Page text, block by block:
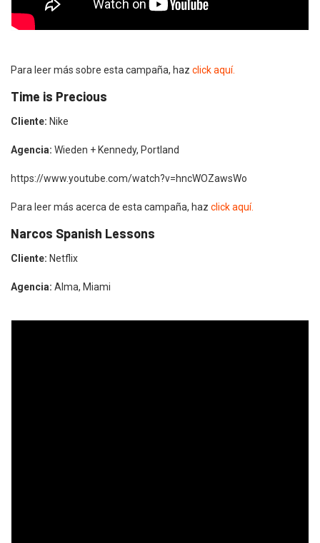
Para leer más sobre esta campaña, haz click aquí.
Time is Precious
Cliente: Nike
Agencia: Wieden + Kennedy, Portland
https://www.youtube.com/watch?v=hncWOZawsWo
Para leer más acerca de esta campaña, haz click aquí.
Narcos Spanish Lessons
Cliente: Netflix
Agencia: Alma, Miami